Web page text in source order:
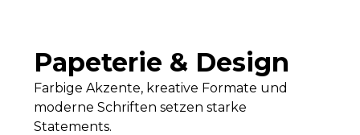
Papeterie & Design
Farbige Akzente, kreative Formate und
moderne Schriften setzen starke
Statements.